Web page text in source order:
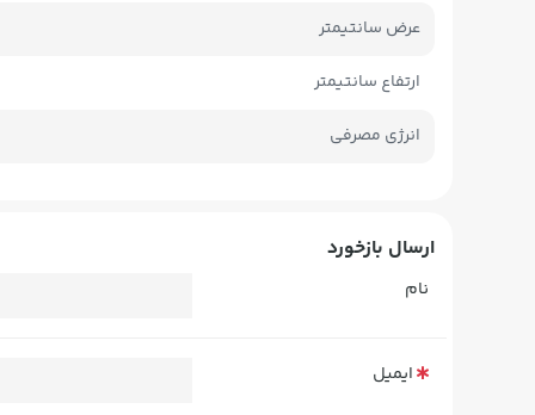
عرض سانتیمتر
ارتفاع سانتیمتر
انرژی مصرفی
ارسال بازخورد
نام
ایمیل